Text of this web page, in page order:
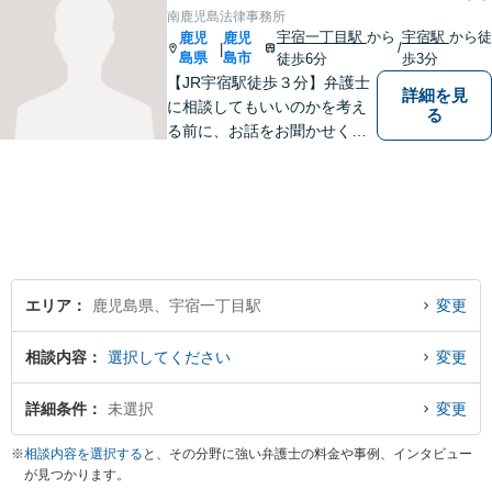
南鹿児島法律事務所
鹿児
島県
|
鹿児
島市
宇宿一丁目駅 から
徒歩6分
/
宇宿駅 から徒
歩3分
【JR宇宿駅徒歩３分】弁護士
に相談してもいいのかを考え
る前に、お話をお聞かせくだ
詳細を見
る
エリア 鹿児島県、宇宿一丁目駅 変更
相談内容 選択してください 変更
詳細条件 未選択 変更
※相談内容を選択する と、その分野に強い弁護士の料金や事例、インタビュー
が見つかります。